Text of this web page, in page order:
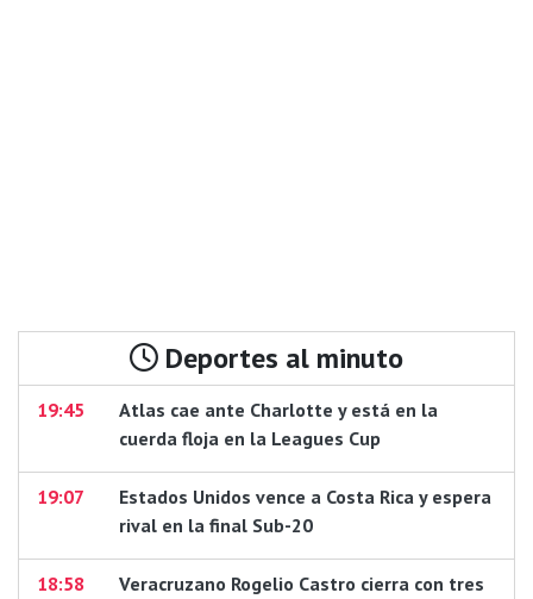
Deportes al minuto
19:45
Atlas cae ante Charlotte y está en la
cuerda floja en la Leagues Cup
19:07
Estados Unidos vence a Costa Rica y espera
rival en la final Sub-20
18:58 Veracruzano Rogelio Castro cierra con tres